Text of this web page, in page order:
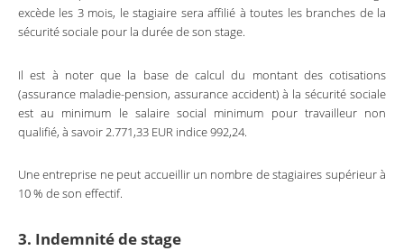
excède les 3 mois, le stagiaire sera affilié à toutes les branches de la
sécurité sociale pour la durée de son stage.
Il est à noter que la base de calcul du montant des cotisations
(assurance maladie-pension, assurance accident) à la sécurité sociale
est au minimum le salaire social minimum pour travailleur non
qualifié, à savoir 2.771,33 EUR indice 992,24.
Une entreprise ne peut accueillir un nombre de stagiaires supérieur à
10 % de son effectif.
3. Indemnité de stage